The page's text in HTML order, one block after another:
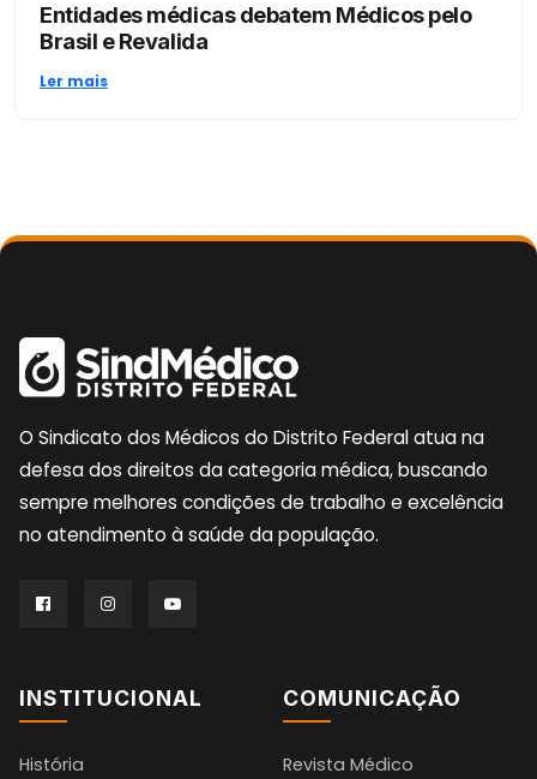
Entidades médicas debatem Médicos pelo
Brasil e Revalida
Ler mais
O Sindicato dos Médicos do Distrito Federal atua na
defesa dos direitos da categoria médica, buscando
sempre melhores condições de trabalho e excelência
no atendimento à saúde da população.
INSTITUCIONAL
História
COMUNICAÇÃO
Revista Médico